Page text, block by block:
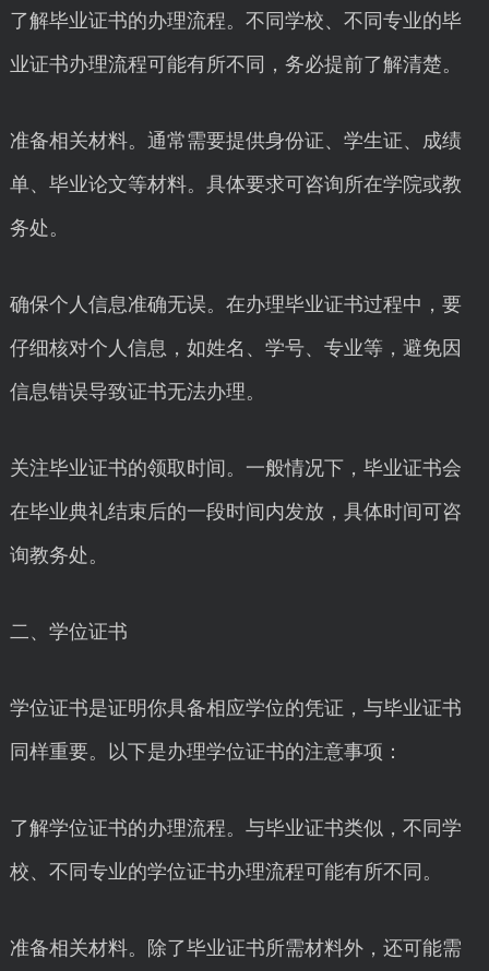
了解毕业证书的办理流程。不同学校、不同专业的毕
业证书办理流程可能有所不同，务必提前了解清楚。
准备相关材料。通常需要提供身份证、学生证、成绩
单、毕业论文等材料。具体要求可咨询所在学院或教
务处。
确保个人信息准确无误。在办理毕业证书过程中，要
仔细核对个人信息，如姓名、学号、专业等，避免因
信息错误导致证书无法办理。
关注毕业证书的领取时间。一般情况下，毕业证书会
在毕业典礼结束后的一段时间内发放，具体时间可咨
询教务处。
二、学位证书
学位证书是证明你具备相应学位的凭证，与毕业证书
同样重要。以下是办理学位证书的注意事项：
了解学位证书的办理流程。与毕业证书类似，不同学
校、不同专业的学位证书办理流程可能有所不同。
准备相关材料。除了毕业证书所需材料外，还可能需